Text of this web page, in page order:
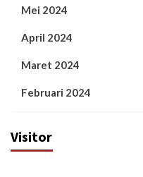
Mei 2024
April 2024
Maret 2024
Februari 2024
Visitor